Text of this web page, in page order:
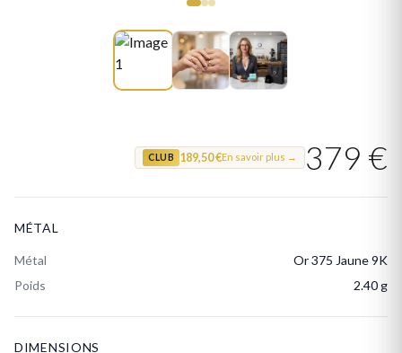
CLUB 189,50 €En savoir plus → 379 €
MÉTAL
Métal
Or 375 Jaune 9K
Poids
2.40 g
DIMENSIONS